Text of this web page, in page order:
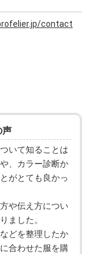
contact
声
いて知ることは
、カラー診断か
がとても良かっ
や伝え方につい
ました。
どを整理したか
合わせた服を購